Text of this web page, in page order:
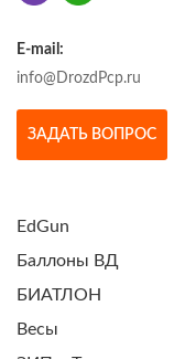
E-mail:
info@DrozdPcp.ru
ЗАДАТЬ ВОПРОС
EdGun
Баллоны ВД
БИАТЛОН
Весы